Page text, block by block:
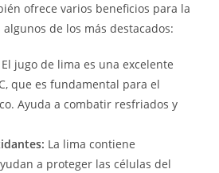
ofrece varios beneficios para la
de los más destacados:
El jugo de lima es una excelente
que es fundamental para el
Ayuda a combatir resfriados y
La lima contiene
a proteger las células del